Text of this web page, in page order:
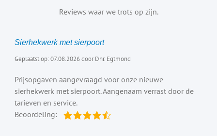
Reviews waar we trots op zijn.
Sierhekwerk met sierpoort
Geplaatst op: 07.08.2026 door Dhr. Egtmond
Prijsopgaven aangevraagd voor onze nieuwe
sierhekwerk met sierpoort. Aangenaam verrast door de
tarieven en service.
Beoordeling: